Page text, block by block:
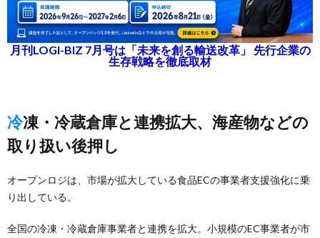
月刊LOGI-BIZ 7月号は「未来を創る輸送改革」 先行企業の
生存戦略を徹底取材
冷凍・冷蔵倉庫と連携拡大、海産物などの
取り扱い後押し
オープンロジは、市場が拡大している食品ECの事業者支援強化に乗
り出している。
全国の冷凍・冷蔵倉庫事業者と連携を拡大。小規模のEC事業者が市